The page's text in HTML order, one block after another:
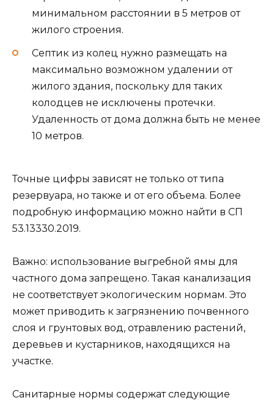
минимальном расстоянии в 5 метров от
жилого строения.
Септик из колец нужно размещать на
максимально возможном удалении от
жилого здания, поскольку для таких
колодцев не исключены протечки.
Удаленность от дома должна быть не менее
10 метров.
Точные цифры зависят не только от типа
резервуара, но также и от его объема. Более
подробную информацию можно найти в СП
53.13330.2019.
Важно: использование выгребной ямы для
частного дома запрещено. Такая канализация
не соответствует экологическим нормам. Это
может приводить к загрязнению почвенного
слоя и грунтовых вод, отравлению растений,
деревьев и кустарников, находящихся на
участке.
Санитарные нормы содержат следующие